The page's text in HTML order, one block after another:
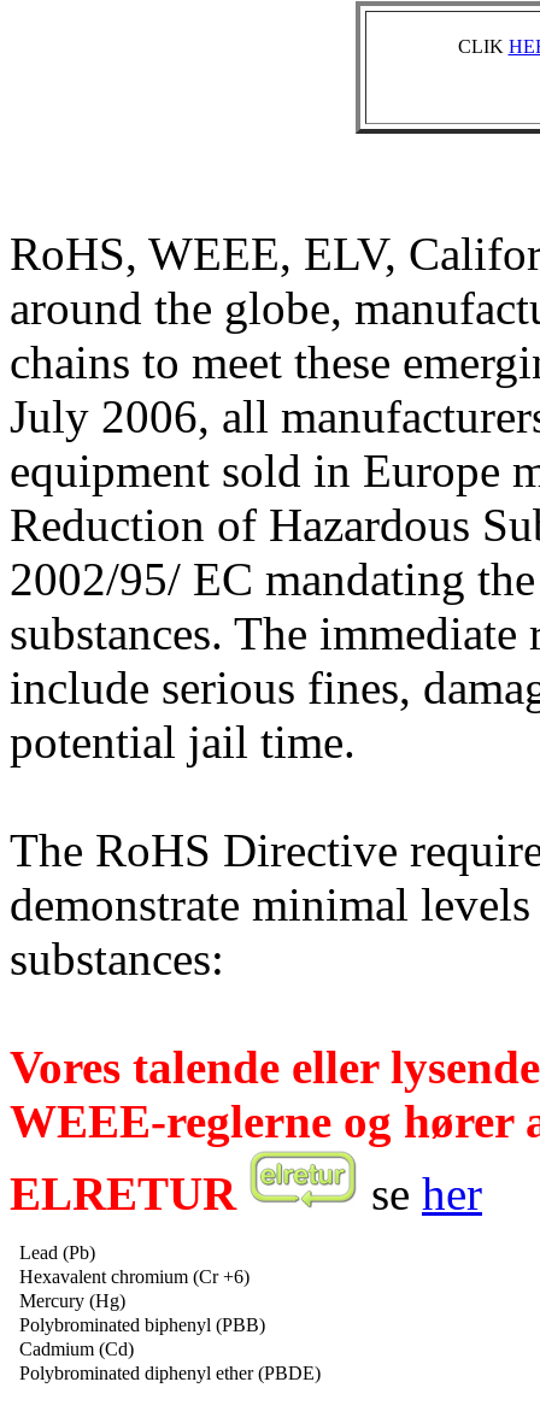
CLIK
RoHS, WEEE, ELV,
around the globe,
chains to meet these
July 2006, all
equipment sold in Europe
Reduction of Hazardous
2002/95/ EC mandating
substances. The
include serious fines,
potential jail time.
The RoHS Directive
demonstrate minimal
substances:
Vores talende eller
WEEE-reglerne og hører
ELRETUR
se her
Lead (Pb)
Hexavalent chromium (Cr +6)
Mercury (Hg)
Polybrominated biphenyl (PBB)
Cadmium (Cd)
Polybrominated diphenyl ether (PBDE)